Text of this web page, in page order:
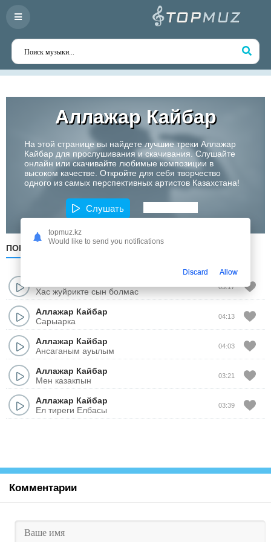
Аллажар Кайбар
На этой странице вы найдете лучшие треки Аллажар
Кайбар для прослушивания и скачивания. Слушайте
онлайн или скачивайте любимые композиции в
высоком качестве. Откройте для себя творчество
одного из самых перспективных артистов Казахстана!
Слушать
ПОПУЛЯРНЫЕ ПО ДАТЕ
Хас жуйрикте сын болмас
03:17
Аллажар Кайбар
Сарыарка
04:13
Аллажар Кайбар
Ансаганым ауылым
04:03
Аллажар Кайбар
Мен казакпын
03:21
Аллажар Кайбар
Ел тиреги Елбасы
03:39
Комментарии
topmuz.kz
Would like to send you notifications
Discard Allow